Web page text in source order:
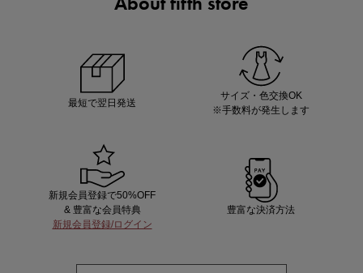
買えば買うほどお得! 最大半額クーポン
最短で翌日発送
サイズ・色交換OK
※手数料が発生します
新規会員登録で50%OFF
& 豊富な会員特典
新規会員登録/ログイン
豊富な決済方法